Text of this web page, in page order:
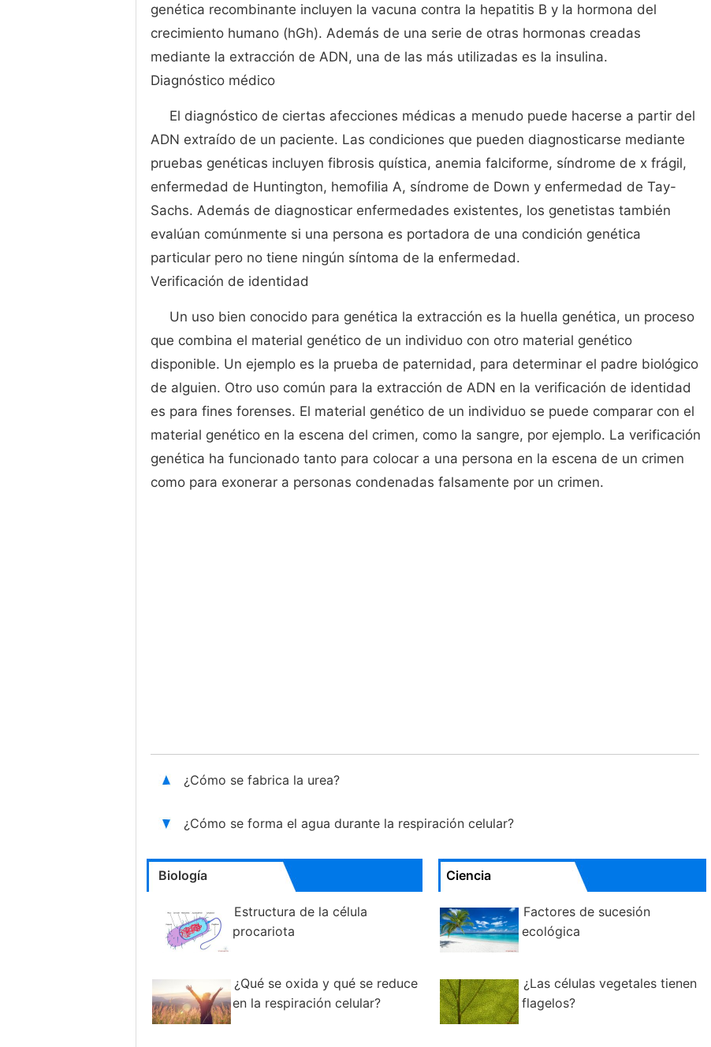
genética recombinante incluyen la vacuna contra la hepatitis B y la hormona del
crecimiento humano (hGh). Además de una serie de otras hormonas creadas
mediante la extracción de ADN, una de las más utilizadas es la insulina.
Diagnóstico médico
El diagnóstico de ciertas afecciones médicas a menudo puede hacerse a partir del
ADN extraído de un paciente. Las condiciones que pueden diagnosticarse mediante
pruebas genéticas incluyen fibrosis quística, anemia falciforme, síndrome de x frágil,
enfermedad de Huntington, hemofilia A, síndrome de Down y enfermedad de Tay-
Sachs. Además de diagnosticar enfermedades existentes, los genetistas también
evalúan comúnmente si una persona es portadora de una condición genética
particular pero no tiene ningún síntoma de la enfermedad.
Verificación de identidad
Un uso bien conocido para genética la extracción es la huella genética, un proceso
que combina el material genético de un individuo con otro material genético
disponible. Un ejemplo es la prueba de paternidad, para determinar el padre biológico
de alguien. Otro uso común para la extracción de ADN en la verificación de identidad
es para fines forenses. El material genético de un individuo se puede comparar con el
material genético en la escena del crimen, como la sangre, por ejemplo. La verificación
genética ha funcionado tanto para colocar a una persona en la escena de un crimen
como para exonerar a personas condenadas falsamente por un crimen.
¿Cómo se fabrica la urea?
¿Cómo se forma el agua durante la respiración celular?
Biología
Estructura de la célula
procariota
¿Qué se oxida y qué se reduce
en la respiración celular?
Ciencia
Factores de sucesión
ecológica
¿Las células vegetales tienen
flagelos?